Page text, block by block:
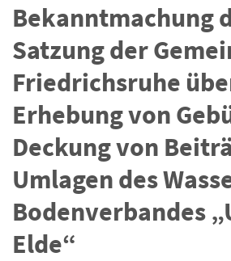
Bekanntmachung
Satzung der
Friedrichsruhe
Erhebung von
Deckung von
Umlagen des
Bodenverbandes
Elde“